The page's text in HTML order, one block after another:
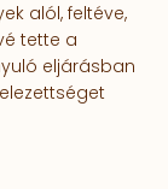
alól, feltéve,
tette a
eljárásban